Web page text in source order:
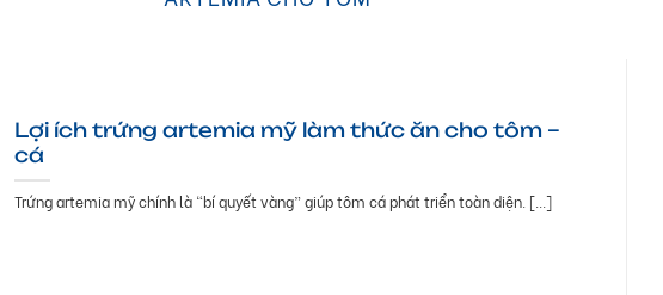
Lợi ích trứng artemia mỹ làm thức ăn cho tôm –
cá
Trứng artemia mỹ chính là “bí quyết vàng” giúp tôm cá phát triển toàn diện. [...]